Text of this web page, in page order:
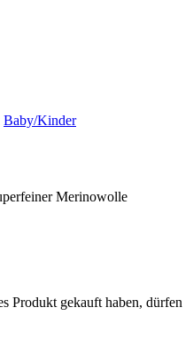
Baby/Kinder
Merinowolle
Produkt gekauft haben, dürfen